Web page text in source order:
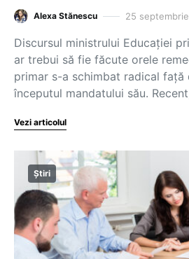
Alexa Stănescu 25
Discursul ministrului Educației
ar trebui să fie făcute orele
primar s-a schimbat radical față
începutul mandatului său.
Vezi articolul
Știri